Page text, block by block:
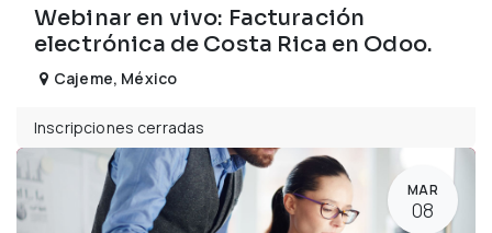
Webinar en vivo: Facturación
electrónica de Costa Rica en Odoo.
Cajeme, México
Inscripciones cerradas
MAR
08